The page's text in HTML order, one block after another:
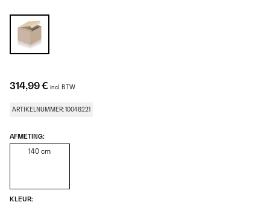
314,99 € incl. BTW
ARTIKELNUMMER: 10046221
AFMETING:
140 cm
KLEUR: